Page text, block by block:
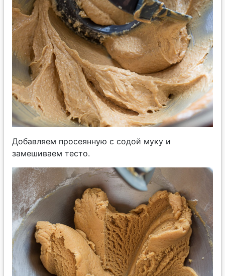
Добавляем просеянную с содой муку и
замешиваем тесто.